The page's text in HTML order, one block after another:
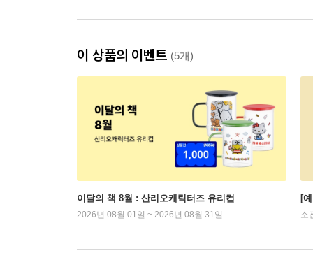
이 상품의 이벤트 (5개)
이달의 책 8월 : 산리오캐릭터즈 유리컵
2026년 08월 01일 ~ 2026년 08월 31일
[
소